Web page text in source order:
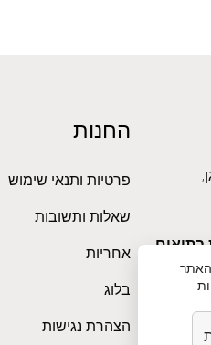
בתיאום
החנות
פרטיות ותנאי שימוש
שאלות ותשובות
אחריות
בלוג
הצהרת נגישות